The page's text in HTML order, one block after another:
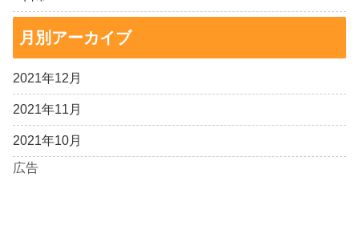
月別アーカイブ
2021年12月
2021年11月
2021年10月
広告